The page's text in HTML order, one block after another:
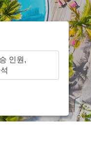
인원,